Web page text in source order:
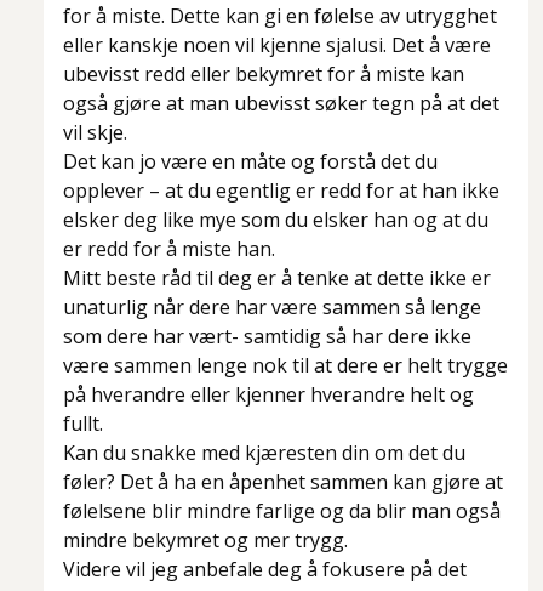
for å miste. Dette kan gi en følelse av utrygghet
eller kanskje noen vil kjenne sjalusi. Det å være
ubevisst redd eller bekymret for å miste kan
også gjøre at man ubevisst søker tegn på at det
vil skje.
Det kan jo være en måte og forstå det du
opplever – at du egentlig er redd for at han ikke
elsker deg like mye som du elsker han og at du
er redd for å miste han.
Mitt beste råd til deg er å tenke at dette ikke er
unaturlig når dere har være sammen så lenge
som dere har vært- samtidig så har dere ikke
være sammen lenge nok til at dere er helt trygge
på hverandre eller kjenner hverandre helt og
fullt.
Kan du snakke med kjæresten din om det du
føler? Det å ha en åpenhet sammen kan gjøre at
følelsene blir mindre farlige og da blir man også
mindre bekymret og mer trygg.
Videre vil jeg anbefale deg å fokusere på det